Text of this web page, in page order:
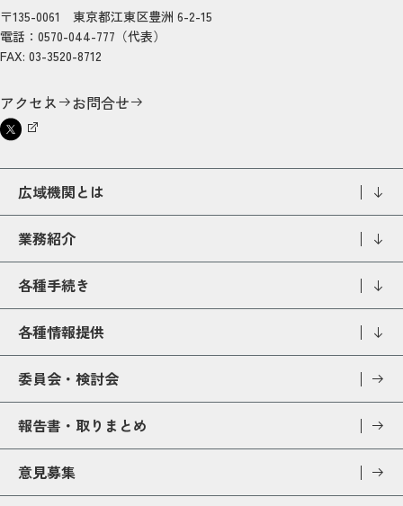
〒135-0061 東京都江東区豊洲 6-2-15
電話：0570-044-777（代表）
FAX: 03-3520-8712
アクセス お問合せ
広域機関とは
業務紹介
各種手続き
各種情報提供
委員会・検討会
報告書・取りまとめ
意見募集